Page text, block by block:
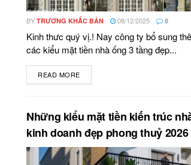
BY TRƯƠNG KHẮC BẢN 08/12/2025 8
Kinh thưc quý vị.! Nay công ty bổ sung
các kiểu mặt tiền nhà ống 3 tầng đẹp...
READ MORE
Những kiểu mặt tiền kiến trúc
kinh doanh đẹp phong thuỷ 2026